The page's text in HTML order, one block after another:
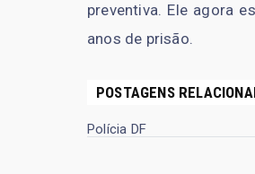
preventiva. Ele agora
anos de prisão.
POSTAGENS
Polícia DF